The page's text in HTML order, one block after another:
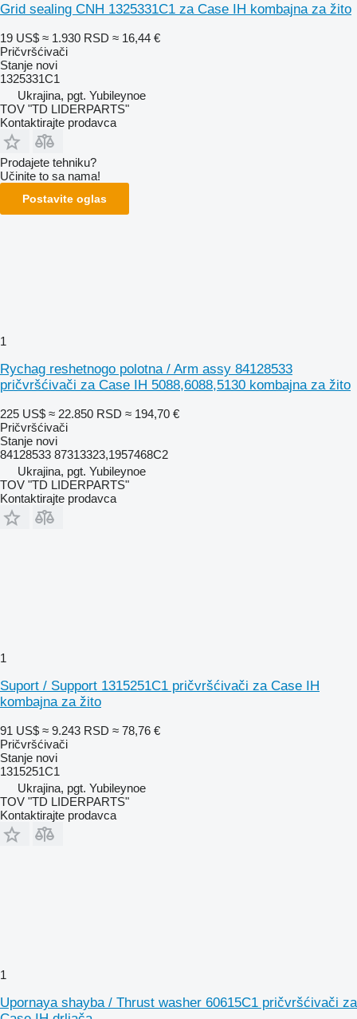
Grid sealing CNH 1325331C1 za Case IH kombajna za žito
19 US$ ≈ 1.930 RSD ≈ 16,44 €
Pričvršćivači
Stanje novi
1325331C1
Ukrajina, pgt. Yubileynoe
TOV "TD LIDERPARTS"
Kontaktirajte prodavca
Prodajete tehniku?
Učinite to sa nama!
Postavite oglas
1
Rychag reshetnogo polotna / Arm assy 84128533
pričvršćivači za Case IH 5088,6088,5130 kombajna za žito
225 US$ ≈ 22.850 RSD ≈ 194,70 €
Pričvršćivači
Stanje novi
84128533 87313323,1957468C2
Ukrajina, pgt. Yubileynoe
TOV "TD LIDERPARTS"
Kontaktirajte prodavca
1
Suport / Support 1315251C1 pričvršćivači za Case IH
kombajna za žito
91 US$ ≈ 9.243 RSD ≈ 78,76 €
Pričvršćivači
Stanje novi
1315251C1
Ukrajina, pgt. Yubileynoe
TOV "TD LIDERPARTS"
Kontaktirajte prodavca
1
Upornaya shayba / Thrust washer 60615C1 pričvršćivači za